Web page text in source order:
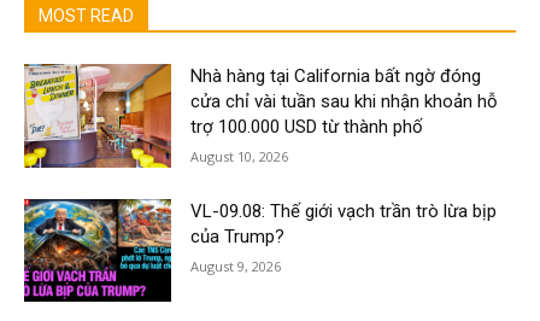
MOST READ
Nhà hàng tại California bất ngờ đóng
cửa chỉ vài tuần sau khi nhận khoản hỗ
trợ 100.000 USD từ thành phố
August 10, 2026
VL-09.08: Thế giới vạch trần trò lừa bịp
của Trump?
August 9, 2026